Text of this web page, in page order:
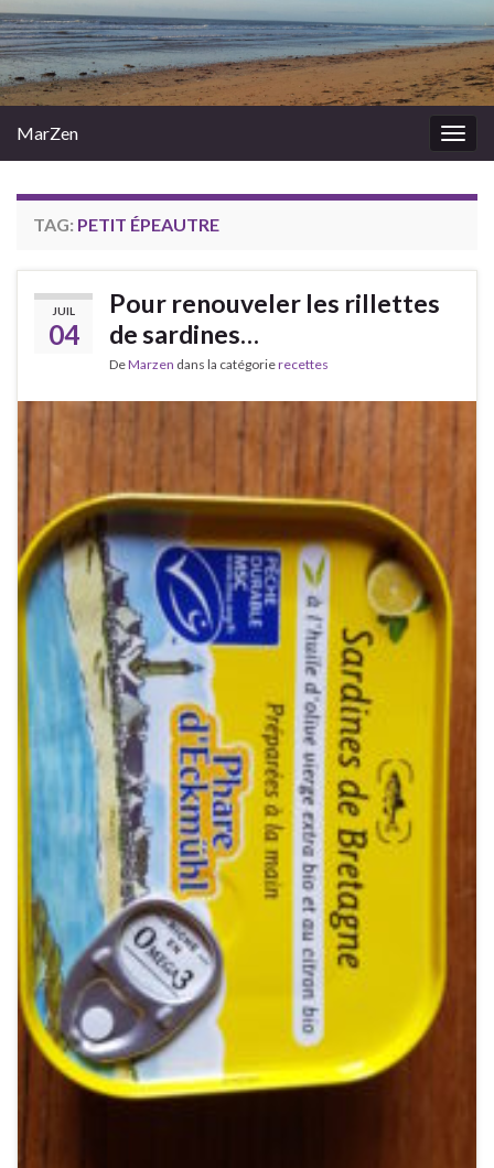
MarZen
TAG: PETIT ÉPEAUTRE
JUIL
04
Pour renouveler les rillettes
de sardines…
DeMarzen dans la catégorierecettes